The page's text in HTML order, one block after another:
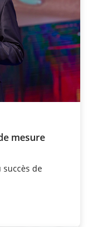
mesure
de